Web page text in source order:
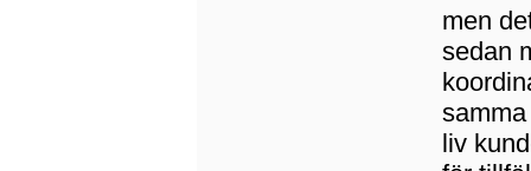
men
sedan
liv